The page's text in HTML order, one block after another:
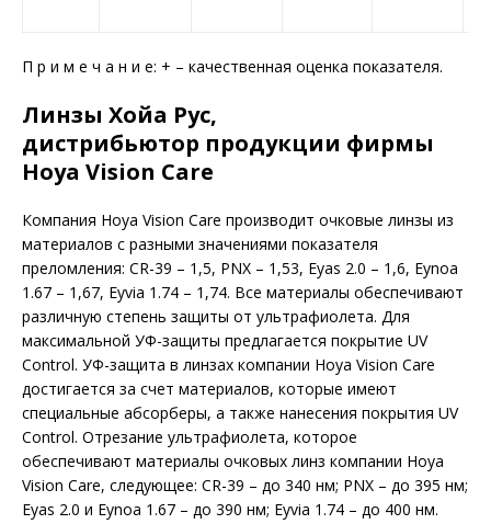
П р и м е ч а н и е: + – качественная оценка показателя.
Линзы Хойа Рус,
дистрибьютор продукции фирмы
Hoya Vision Care
Компания Hoya Vision Care производит очковые линзы из
материалов с разными значениями показателя
преломления: CR-39 – 1,5, PNX – 1,53, Eyas 2.0 – 1,6, Eynoa
1.67 – 1,67, Eyvia 1.74 – 1,74. Все материалы обеспечивают
различную степень защиты от ультрафиолета. Для
максимальной УФ-защиты предлагается покрытие UV
Control. УФ-защита в линзах компании Hoya Vision Care
достигается за счет материалов, которые имеют
специальные абсорберы, а также нанесения покрытия UV
Control. Отрезание ультрафиолета, которое
обеспечивают материалы очковых линз компании Hoya
Vision Care, следующее: CR-39 – до 340 нм; PNX – до 395 нм;
Eyas 2.0 и Eynoa 1.67 – до 390 нм; Eyvia 1.74 – до 400 нм.